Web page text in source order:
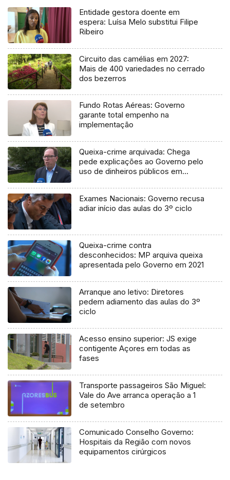
Entidade gestora doente em
espera: Luísa Melo substitui Filipe
Ribeiro
Circuito das camélias em 2027:
Mais de 400 variedades no cerrado
dos bezerros
Fundo Rotas Aéreas: Governo
garante total empenho na
implementação
Queixa-crime arquivada: Chega
pede explicações ao Governo pelo
uso de dinheiros públicos em
Exames Nacionais: Governo recusa
adiar início das aulas do 3º ciclo
Queixa-crime contra
desconhecidos: MP arquiva queixa
apresentada pelo Governo em 2021
Arranque ano letivo: Diretores
pedem adiamento das aulas do 3º
ciclo
Acesso ensino superior: JS exige
contigente Açores em todas as
fases
Transporte passageiros São Miguel:
Vale do Ave arranca operação a 1
de setembro
Comunicado Conselho Governo:
Hospitais da Região com novos
equipamentos cirúrgicos